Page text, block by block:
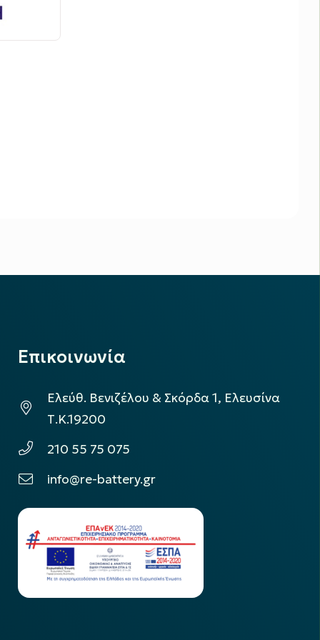
Επικοινωνία
Ελεύθ. Βενιζέλου & Σκόρδα 1, Ελευσίνα
Τ.Κ.19200
210 55 75 075
info@re-battery.gr